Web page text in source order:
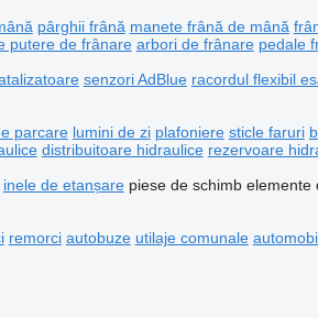
pârghii frână manete frână de mână
putere de frânare arbori de frânare pedale
senzori AdBlue racordul flexibil
parcare lumini de zi plafoniere sticle faruri
distribuitoare hidraulice rezervoare
inele de etanșare piese de schimb elemente
remorci autobuze utilaje comunale